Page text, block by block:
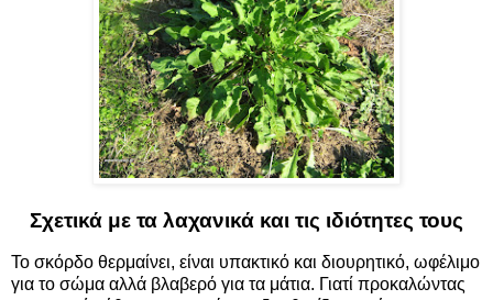
Σχετικά με τα λαχανικά και τις ιδιότητες τους
Το σκόρδο θερμαίνει, είναι υπακτικό και διουρητικό, ωφέλιμο
για το σώμα αλλά βλαβερό για τα μάτια. Γιατί προκαλώντας